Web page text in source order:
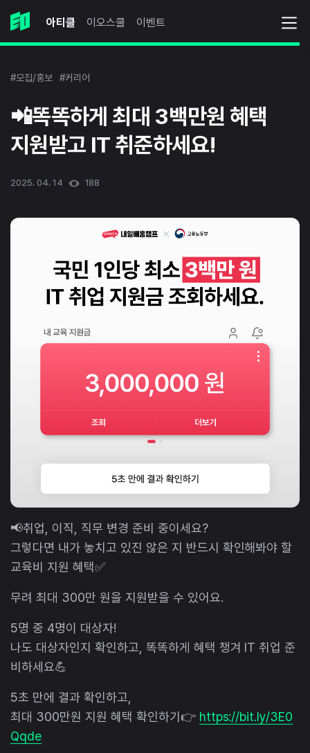
아티클 이오스쿨 이벤트
#모집/홍보 #커리어
📲똑똑하게 최대 3백만원 혜택
지원받고 IT 취준하세요!
2025. 04. 14 188
📢취업, 이직, 직무 변경 준비 중이세요?
그렇다면 내가 놓치고 있진 않은 지 반드시 확인해봐야 할
교육비 지원 혜택✅
무려 최대 300만 원을 지원받을 수 있어요.
5명 중 4명이 대상자!
나도 대상자인지 확인하고, 똑똑하게 혜택 챙겨 IT 취업 준
비하세요💪
5초 만에 결과 확인하고,
최대 300만원 지원 혜택 확인하기👉 https://bit.ly/3E0
Qqde